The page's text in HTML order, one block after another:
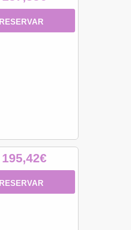
RESERVAR
195,42€
RESERVAR